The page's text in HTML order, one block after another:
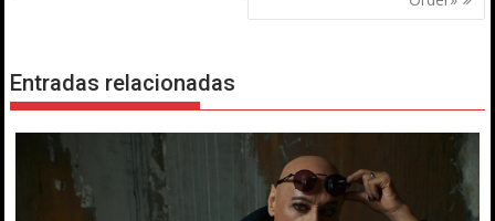
Entradas relacionadas